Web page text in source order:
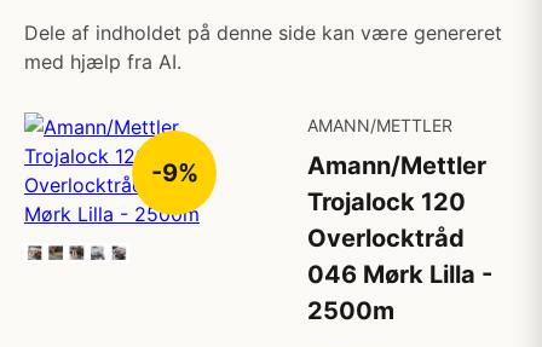
Dele af indholdet på denne side kan være genereret
med hjælp fra AI.
-9%
AMANN/METTLER
Amann/Mettler
Trojalock 120
Overlocktråd
046 Mørk Lilla -
2500m